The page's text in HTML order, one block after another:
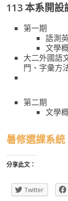
學
英
國
語
文
學
系
113 本系開設
第一期
語測
文學
大二外國語
門、字彙方
第二期
文學
暑修選課系統
分享此文：
Twitter